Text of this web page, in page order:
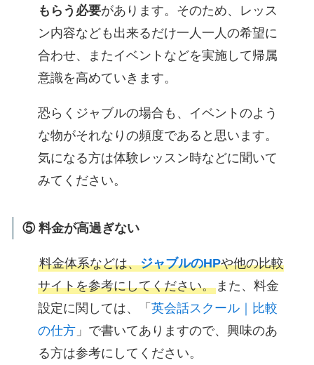
もらう必要があります。そのため、レッス
ン内容なども出来るだけ一人一人の希望に
合わせ、またイベントなどを実施して帰属
意識を高めていきます。
恐らくジャブルの場合も、イベントのよう
な物がそれなりの頻度であると思います。
気になる方は体験レッスン時などに聞いて
みてください。
⑤ 料金が高過ぎない
料金体系などは、ジャブルのHPや他の比較
サイトを参考にしてください。また、料金
設定に関しては、「 英会話スクール｜比較
の仕方」で書いてありますので、興味のあ
る方は参考にしてください。